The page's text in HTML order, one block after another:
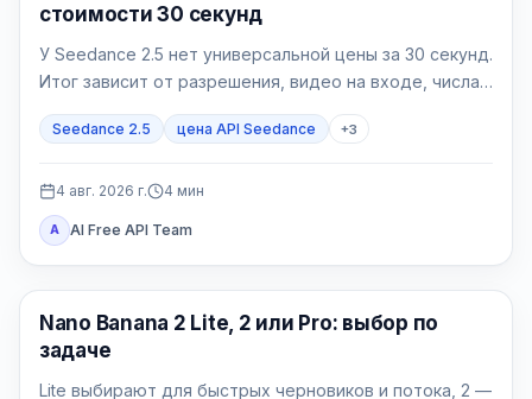
стоимости 30 секунд
У Seedance 2.5 нет универсальной цены за 30 секунд.
Итог зависит от разрешения, видео на входе, числа
Seedance 2.5 цена API Seedance +3
4 авг. 2026 г. 4 мин
A AI Free API Team
Модели генерации изображений
Nano Banana 2 Lite, 2 или Pro: выбор по
задаче
Lite выбирают для быстрых черновиков и потока, 2 —